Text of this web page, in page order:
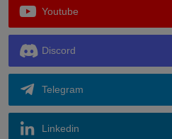
Youtube
Discord
Telegram
Linkedin